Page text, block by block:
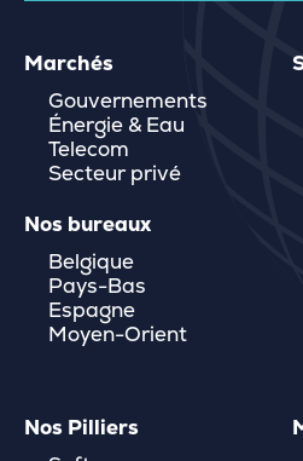
Marchés
Gouvernements
Énergie & Eau
Telecom
Secteur privé
Nos bureaux
Belgique
Pays-Bas
Espagne
Moyen-Orient
Nos Pilliers